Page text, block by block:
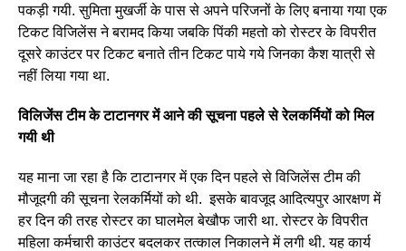
पकड़ी गयी. सुमिता मुखर्जी के पास से अपने परिजनों के लिए बनाया गया एक
टिकट विजिलेंस ने बरामद किया जबकि पिंकी महतो को रोस्टर के विपरीत
दूसरे काउंटर पर टिकट बनाते तीन टिकट पाये गये जिनका कैश यात्री से
नहीं लिया गया था.
विलिजेंस टीम के टाटानगर में आने की सूचना पहले से रेलकर्मियों को मिल
गयी थी
यह माना जा रहा है कि टाटानगर में एक दिन पहले से विजिलेंस टीम की
मौजूदगी की सूचना रेलकर्मियों को थी. इसके बावजूद आदित्यपुर आरक्षण में
हर दिन की तरह रोस्टर का घालमेल बेखौफ जारी था. रोस्टर के विपरीत
महिला कर्मचारी काउंटर बदलकर तत्काल निकालने में लगी थी. यह कार्य